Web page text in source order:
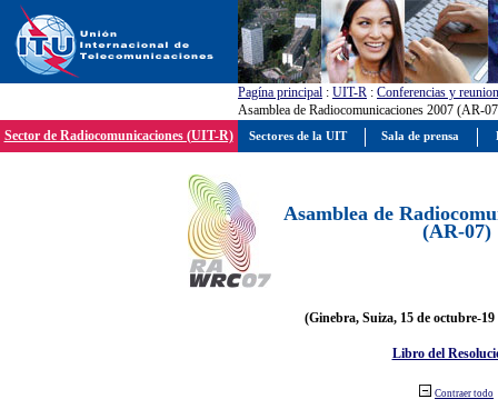
Pagína principal : UIT-R : Conferencias y
Asamblea de Radiocomunicaciones 2007 (AR-
Sector de Radiocomunicaciones (UIT-R)
Asamblea de
(AR-07)
(Ginebra, Suiza, 15 de octubre-19
Libro del
Contraer todo
Sectores de la UIT Sala de prensa